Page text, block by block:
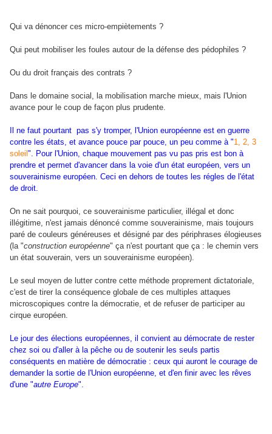
Qui va dénoncer ces micro-empiètements ?
Qui peut mobiliser les foules autour de la défense des pédophiles ?
Ou du droit français des contrats ?
Dans le domaine social, la mobilisation marche mieux, mais l'Union
avance pour le coup de façon plus prudente.
Il ne faut pourtant pas s'y tromper, l'Union européenne est en guerre
contre les états, et avance pouce par pouce, un peu comme à "1, 2, 3
soleil ". Pour l'Union, chaque mouvement pas vu pas pris est bon à
prendre et permet d'avancer dans la voie d'un état européen, vers un
souverainisme européen. Ceci en dehors de toutes les régles de l'état
de droit.
On ne sait pourquoi, ce souverainisme particulier, illégal et donc
illégitime, n'est jamais dénoncé comme souverainisme, mais toujours
paré de couleurs généreuses et désigné par des périphrases élogieuses
(la "construction européenne" ça n'est pourtant que ça : le chemin vers
un état souverain, vers un souverainisme européen).
Le seul moyen de lutter contre cette méthode proprement dictatoriale,
c'est de tirer la conséquence globale de ces multiples attaques
microscopiques contre la démocratie, et de refuser de participer au
cirque européen.
Le jour des élections européennes, il convient au démocrate de rester
chez soi ou d'aller à la pêche ou de soutenir les seuls partis
conséquents en matière de démocratie : ceux qui auront le courage de
demander la sortie de l'Union européenne, et d'en finir avec les rêves
d'une "autre Europe".